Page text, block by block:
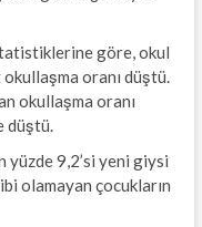
göre, okul
oranı düştü.
okullaşma oranı
düştü.
9,2’si yeni giysi
olamayan çocukların